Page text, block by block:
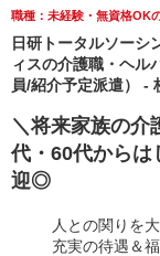
職種：未経験・無資格OK
日研トータルソー
ィスの介護職・ヘル
員/紹介予定派遣） -
＼将来家族の介
代・60代から
迎◎
人との関りを
充実の待遇＆